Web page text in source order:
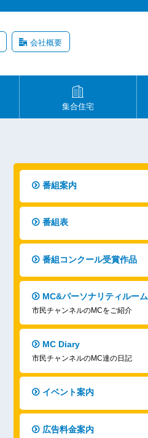
会社概要
集合住宅
番組案内
番組表
番組コンクール受賞作品
MC&パーソナリティルーム
市民チャンネルのMCをご紹介
MC Diary
市民チャンネルのMC達の日記
イベント案内
広告料金案内